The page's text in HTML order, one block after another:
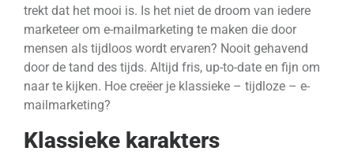
trekt dat het mooi is. Is het niet de droom van iedere
marketeer om e-mailmarketing te maken die door
mensen als tijdloos wordt ervaren? Nooit gehavend
door de tand des tijds. Altijd fris, up-to-date en fijn om
naar te kijken. Hoe creëer je klassieke – tijdloze – e-
mailmarketing?
Klassieke karakters